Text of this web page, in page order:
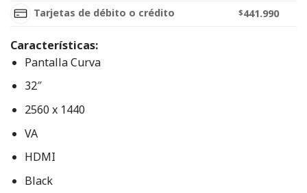
Tarjetas de débito o crédito
$441.990
Características:
Pantalla Curva
32″
2560 x 1440
VA
HDMI
Black